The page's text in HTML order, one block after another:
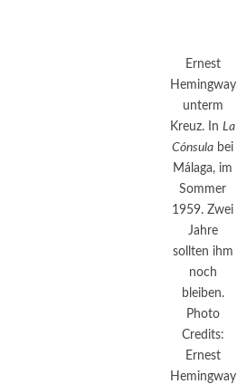
Ernest
Hemingway
unterm
Kreuz. In La
Cónsula bei
Málaga, im
Sommer
1959. Zwei
Jahre
sollten ihm
noch
bleiben.
Photo
Credits:
Ernest
Hemingway